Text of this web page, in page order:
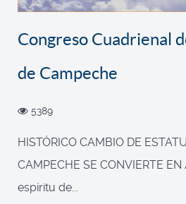
Congreso Cuadrienal
de Campeche
5389
HISTÓRICO CAMBIO DE
CAMPECHE SE CONVIERTE
espíritu de...